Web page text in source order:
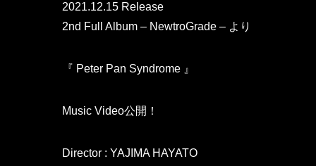
2021.12.15 Release
2nd Full Album – NewtroGrade – より
『 Peter Pan Syndrome 』
Music Video公開！
Director : YAJIMA HAYATO